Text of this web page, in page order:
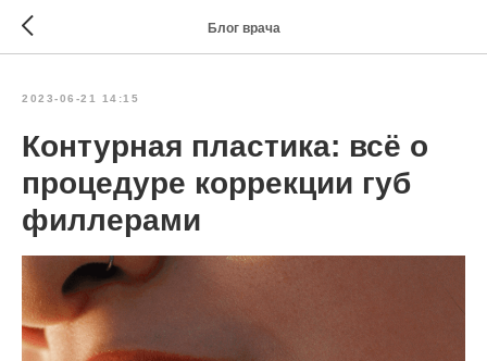
Блог врача
2023-06-21 14:15
Контурная пластика: всё о
процедуре коррекции губ
филлерами